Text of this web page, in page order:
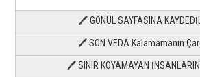
🖊 GÖNÜL SAYFASINA
🖊 SON VEDA Kalamamanın
🖊 SINIR KOYAMAYAN